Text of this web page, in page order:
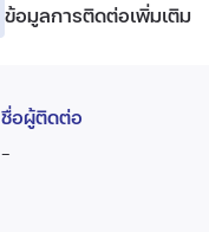
ข้อมูลการติดต่อเพิ่มเติม
ชื่อผู้ติดต่อ
-